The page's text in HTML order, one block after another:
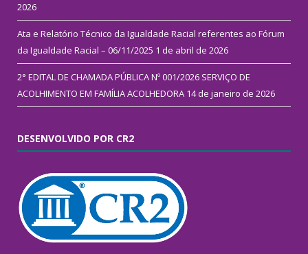
2026
Ata e Relatório Técnico da Igualdade Racial referentes ao Fórum
da Igualdade Racial – 06/11/2025 1 de abril de 2026
2° EDITAL DE CHAMADA PÚBLICA Nº 001/2026 SERVIÇO DE
ACOLHIMENTO EM FAMÍLIA ACOLHEDORA 14 de janeiro de 2026
DESENVOLVIDO POR CR2